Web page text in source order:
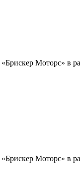
«Брискер Моторс» в
«Брискер Моторс» в